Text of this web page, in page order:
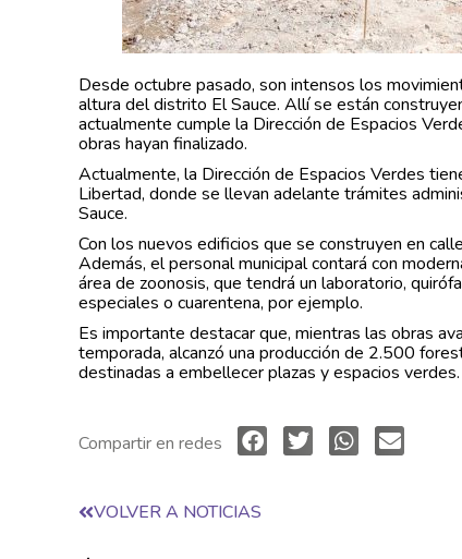
Desde octubre pasado, son intensos los
altura del distrito El Sauce. Allí se están
actualmente cumple la Dirección de Espacios
obras hayan finalizado.
Actualmente, la Dirección de Espacios Verdes
Libertad, donde se llevan adelante trámites
Sauce.
Con los nuevos edificios que se construyen en
Además, el personal municipal contará con
área de zoonosis, que tendrá un laboratorio,
especiales o cuarentena, por ejemplo.
Es importante destacar que, mientras las obras
temporada, alcanzó una producción de 2.500
destinadas a embellecer plazas y espacios verdes.
Compartir en redes
VOLVER A NOTICIAS